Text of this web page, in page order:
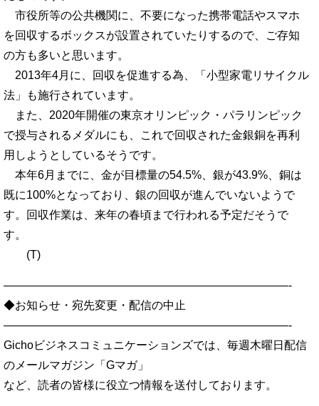
市役所等の公共機関に、不要になった携帯電話やスマホ
を回収するボックスが設置されていたりするので、ご存知
の方も多いと思います。
2013年4月に、回収を促進する為、「小型家電リサイクル
法」も施行されています。
また、2020年開催の東京オリンピック・パラリンピック
で授与されるメダルにも、これで回収された金銀銅を再利
用しようとしているそうです。
本年6月までに、金が目標量の54.5%、銀が43.9%、銅は
既に100%となっており、銀の回収が進んでいないようで
す。回収作業は、来年の春頃まで行われる予定だそうで
す。
(T)
—————————————————————————-
◆お知らせ・宛先変更・配信の中止
—————————————————————————-
Gichoビジネスコミュニケーションズでは、毎週木曜日配信
のメールマガジン「Gマガ」
など、読者の皆様に役立つ情報を送付しております。